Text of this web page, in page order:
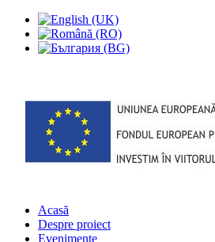
Acasă
Despre proiect
Evenimente